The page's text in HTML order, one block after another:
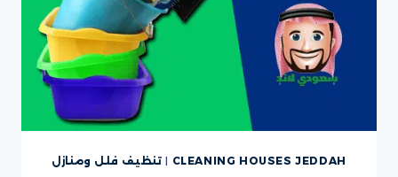
CLEANING HOUSES JEDDAH
| تنظيف فلل ومنازل